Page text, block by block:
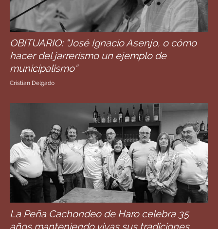
OBITUARIO: “José Ignacio Asenjo, o cómo
hacer del jarrerismo un ejemplo de
municipalismo”
Cristian Delgado
La Peña Cachondeo de Haro celebra 35